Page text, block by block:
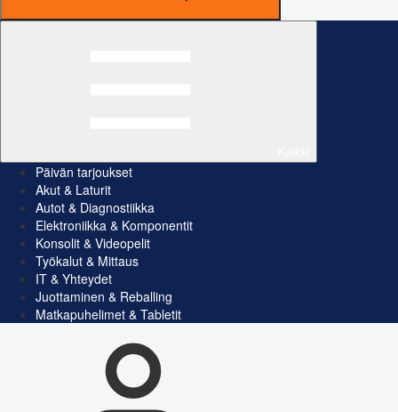
Päivän tarjoukset
Akut & Laturit
Autot & Diagnostiikka
Elektroniikka & Komponentit
Konsolit & Videopelit
Työkalut & Mittaus
IT & Yhteydet
Juottaminen & Reballing
Matkapuhelimet & Tabletit